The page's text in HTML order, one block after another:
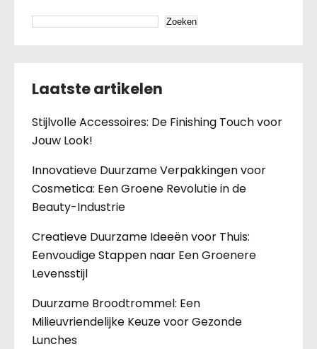
Zoeken
Laatste artikelen
Stijlvolle Accessoires: De Finishing Touch voor
Jouw Look!
Innovatieve Duurzame Verpakkingen voor
Cosmetica: Een Groene Revolutie in de
Beauty-Industrie
Creatieve Duurzame Ideeën voor Thuis:
Eenvoudige Stappen naar Een Groenere
Levensstijl
Duurzame Broodtrommel: Een
Milieuvriendelijke Keuze voor Gezonde
Lunches